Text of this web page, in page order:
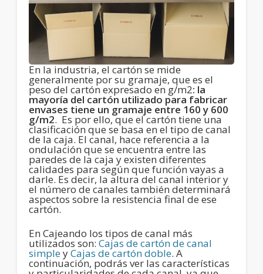
En la industria, el cartón se mide
generalmente por su gramaje, que es el
peso del cartón expresado en g/m2: la
mayoría del cartón utilizado para fabricar
envases tiene un gramaje entre 160 y 600
g/m2. Es por ello, que el cartón tiene una
clasificación que se basa en el tipo de canal
de la caja. El canal, hace referencia a la
ondulación que se encuentra entre las
paredes de la caja y existen diferentes
calidades para según que función vayas a
darle. Es decir, la altura del canal interior y
el número de canales también determinará
aspectos sobre la resistencia final de ese
cartón.
En Cajeando los tipos de canal más
utilizados son: Cajas de cartón de canal
simpleyCajas de cartón doble. A
continuación, podrás ver las características